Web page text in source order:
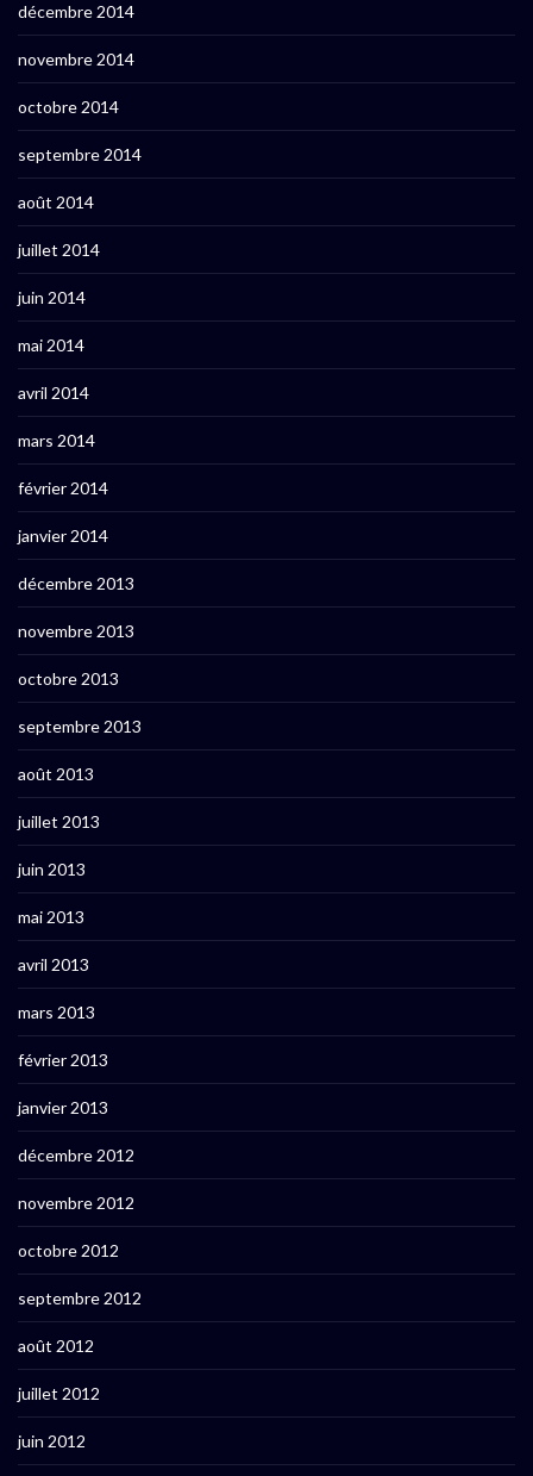
décembre 2014
novembre 2014
octobre 2014
septembre 2014
août 2014
juillet 2014
juin 2014
mai 2014
avril 2014
mars 2014
février 2014
janvier 2014
décembre 2013
novembre 2013
octobre 2013
septembre 2013
août 2013
juillet 2013
juin 2013
mai 2013
avril 2013
mars 2013
février 2013
janvier 2013
décembre 2012
novembre 2012
octobre 2012
septembre 2012
août 2012
juillet 2012
juin 2012